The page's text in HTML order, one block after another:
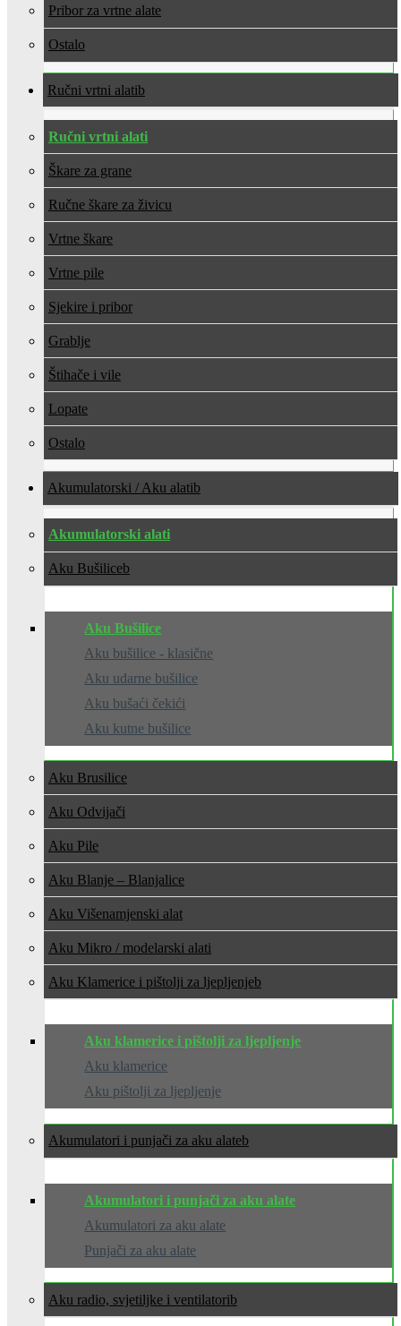
Pribor za vrtne alate
Ostalo
Ručni vrtni alati
Ručni vrtni alati
Škare za grane
Ručne škare za živicu
Vrtne škare
Vrtne pile
Sjekire i pribor
Grablje
Štihače i vile
Lopate
Ostalo
Akumulatorski / Aku alati
Akumulatorski alati
Aku Bušilice
Aku Bušilice
Aku bušilice - klasične
Aku udarne bušilice
Aku bušaći čekići
Aku kutne bušilice
Aku Brusilice
Aku Odvijači
Aku Pile
Aku Blanje – Blanjalice
Aku Višenamjenski alat
Aku Mikro / modelarski alati
Aku Klamerice i pištolji za ljepljenje
Aku klamerice i pištolji za ljepljenje
Aku klamerice
Aku pištolji za ljepljenje
Akumulatori i punjači za aku alate
Akumulatori i punjači za aku alate
Akumulatori za aku alate
Punjači za aku alate
Aku radio, svjetiljke i ventilatori